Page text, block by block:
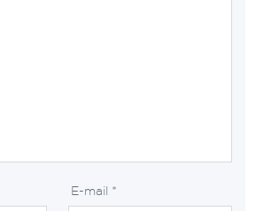
E-mail *